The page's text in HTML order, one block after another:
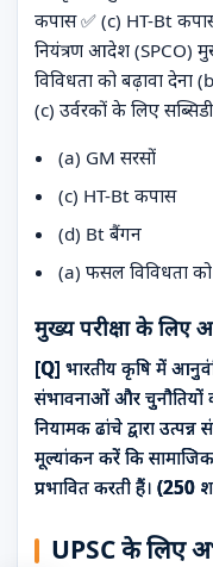
कपास ✅ (c) HT-Bt
नियंत्रण आदेश (SPCO)
विविधता को बढ़ावा देना
(c) उर्वरकों के लिए
(a) GM सरसों
(c) HT-Bt कपास
(d) Bt बैंगन
(a) फसल विविधता को
मुख्य परीक्षा के लिए
[Q] भारतीय कृषि में
संभावनाओं और चुनौतियों
नियामक ढांचे द्वारा
मूल्यांकन करें कि
प्रभावित करती हैं। (250
UPSC के लिए